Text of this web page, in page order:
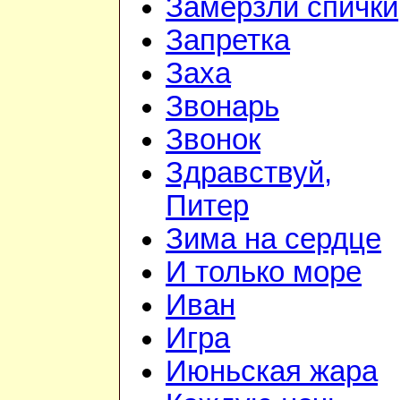
Замёрзли спички
Запретка
Заха
Звонарь
Звонок
Здравствуй,
Питер
Зима на сердце
И только море
Иван
Игра
Июньская жара